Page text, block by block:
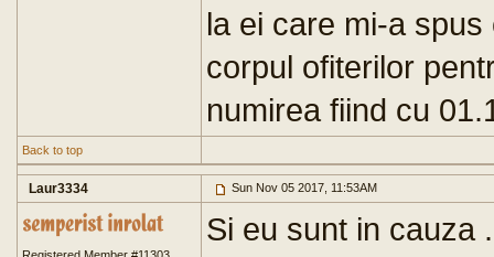
la ei care mi-a
corpul ofiterilor
numirea fiind cu
Back to top
Laur3334 Sun Nov 05 2017, 11:53AM
Si eu sunt in cauza